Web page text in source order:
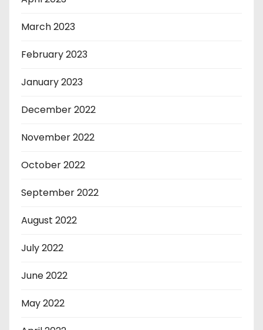
March 2023
February 2023
January 2023
December 2022
November 2022
October 2022
September 2022
August 2022
July 2022
June 2022
May 2022